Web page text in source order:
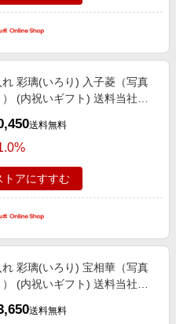
れ 彩璃(いろり) 入子菱（写真
） (内祝いギフト) 送料当社負
しギフト 名入れギフト・顔写
入れギフト
送料無料
トアにすすむ
れ 彩璃(いろり) 宝相華（写真
） (内祝いギフト) 送料当社負
しギフト 名入れギフト・顔写
送料無料